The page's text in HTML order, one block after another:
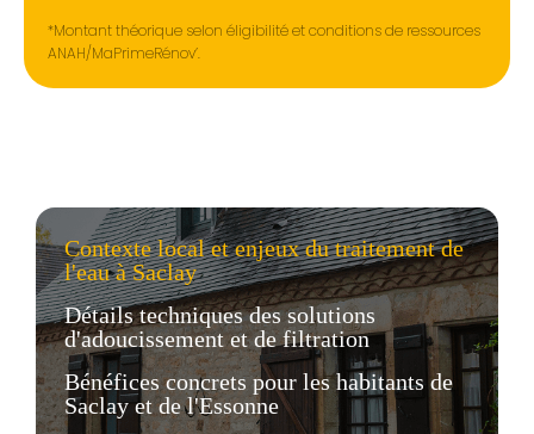
*Montant théorique selon éligibilité et conditions de ressources
ANAH/MaPrimeRénov’.
Contexte local et enjeux du traitement de
l'eau à Saclay
Détails techniques des solutions
d'adoucissement et de filtration
Bénéfices concrets pour les habitants de
Saclay et de l'Essonne